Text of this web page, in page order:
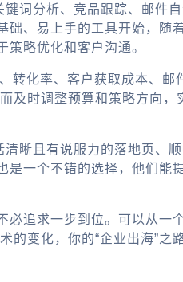
词分析、竞品跟踪、邮件
础、易上手的工具开始，随
略优化和客户沟通。
转化率、客户获取成本、邮
及时调整预算和策略方向，
晰且有说服力的落地页、
是一个不错的选择，他们能
必追求一步到位。可以从一
的变化，你的“企业出海”之